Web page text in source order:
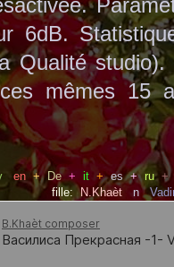
6dB.
Qualité
mêmes 15
en + De + it + es + ru +
fille: N.Khaèt n